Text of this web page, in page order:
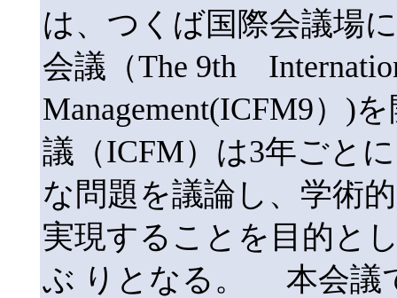
は、つくば国際会議場
会議（The 9th
Management(ICFM9）
議（ICFM）は3年ごと
な問題を議論し、学術
実現することを目的と
ぶ りとなる。 本会議